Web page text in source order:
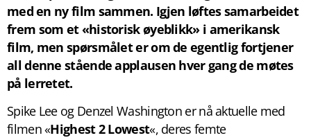
med en ny film sammen. Igjen løftes samarbeidet
frem som et «historisk øyeblikk» i amerikansk
film, men spørsmålet er om de egentlig fortjener
all denne stående applausen hver gang de møtes
på lerretet.
Spike Lee og Denzel Washington er nå aktuelle med
filmen «Highest 2 Lowest«, deres femte